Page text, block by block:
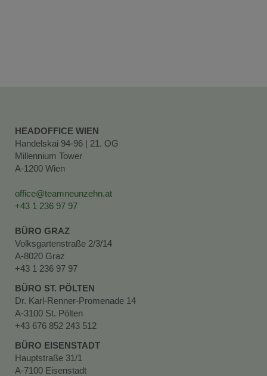
HEADOFFICE WIEN
Handelskai 94-96 | 21. OG
Millennium Tower
A-1200 Wien
office@teamneunzehn.at
+43 1 236 97 97
BÜRO GRAZ
Volksgartenstraße 2/3/14
A-8020 Graz
+43 1 236 97 97
BÜRO ST. PÖLTEN
Dr. Karl-Renner-Promenade 14
A-3100 St. Pölten
+43 676 852 243 512
BÜRO EISENSTADT
Hauptstraße 31/1
A-7100 Eisenstadt